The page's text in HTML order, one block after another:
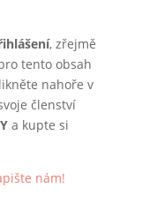
, zřejmě
tento obsah
nahoře v
členství
a kupte si
nám!